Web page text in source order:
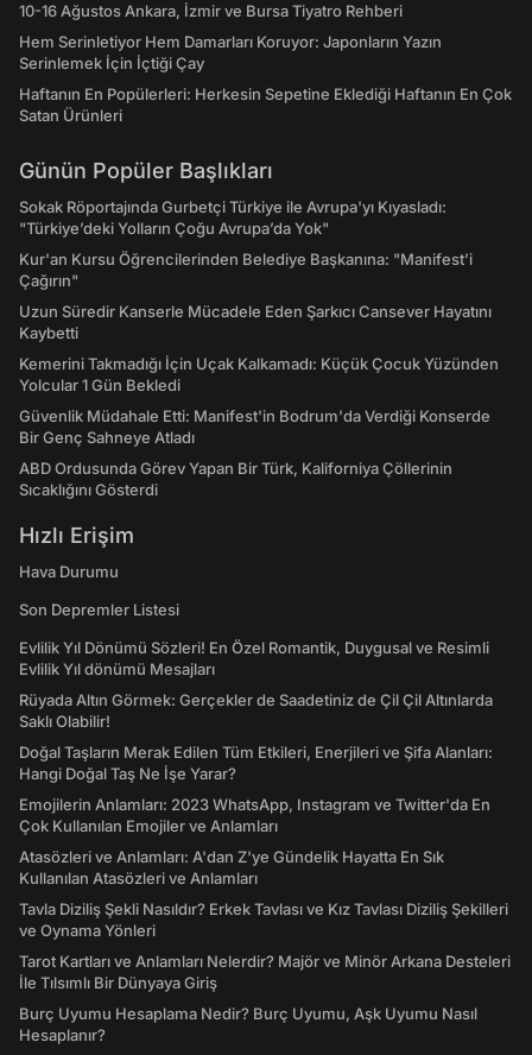
10-16 Ağustos Ankara, İzmir ve Bursa Tiyatro Rehberi
Hem Serinletiyor Hem Damarları Koruyor: Japonların Yazın
Serinlemek İçin İçtiği Çay
Haftanın En Popülerleri: Herkesin Sepetine Eklediği Haftanın En Çok
Satan Ürünleri
Günün Popüler Başlıkları
Sokak Röportajında Gurbetçi Türkiye ile Avrupa'yı Kıyasladı:
"Türkiye’deki Yolların Çoğu Avrupa’da Yok"
Kur'an Kursu Öğrencilerinden Belediye Başkanına: "Manifest’i
Çağırın"
Uzun Süredir Kanserle Mücadele Eden Şarkıcı Cansever Hayatını
Kaybetti
Kemerini Takmadığı İçin Uçak Kalkamadı: Küçük Çocuk Yüzünden
Yolcular 1 Gün Bekledi
Güvenlik Müdahale Etti: Manifest'in Bodrum'da Verdiği Konserde
Bir Genç Sahneye Atladı
ABD Ordusunda Görev Yapan Bir Türk, Kaliforniya Çöllerinin
Sıcaklığını Gösterdi
Hızlı Erişim
Hava Durumu
Son Depremler Listesi
Evlilik Yıl Dönümü Sözleri! En Özel Romantik, Duygusal ve Resimli
Evlilik Yıl dönümü Mesajları
Rüyada Altın Görmek: Gerçekler de Saadetiniz de Çil Çil Altınlarda
Saklı Olabilir!
Doğal Taşların Merak Edilen Tüm Etkileri, Enerjileri ve Şifa Alanları:
Hangi Doğal Taş Ne İşe Yarar?
Emojilerin Anlamları: 2023 WhatsApp, Instagram ve Twitter'da En
Çok Kullanılan Emojiler ve Anlamları
Atasözleri ve Anlamları: A'dan Z'ye Gündelik Hayatta En Sık
Kullanılan Atasözleri ve Anlamları
Tavla Diziliş Şekli Nasıldır? Erkek Tavlası ve Kız Tavlası Diziliş Şekilleri
ve Oynama Yönleri
Tarot Kartları ve Anlamları Nelerdir? Majör ve Minör Arkana Desteleri
İle Tılsımlı Bir Dünyaya Giriş
Burç Uyumu Hesaplama Nedir? Burç Uyumu, Aşk Uyumu Nasıl
Hesaplanır?